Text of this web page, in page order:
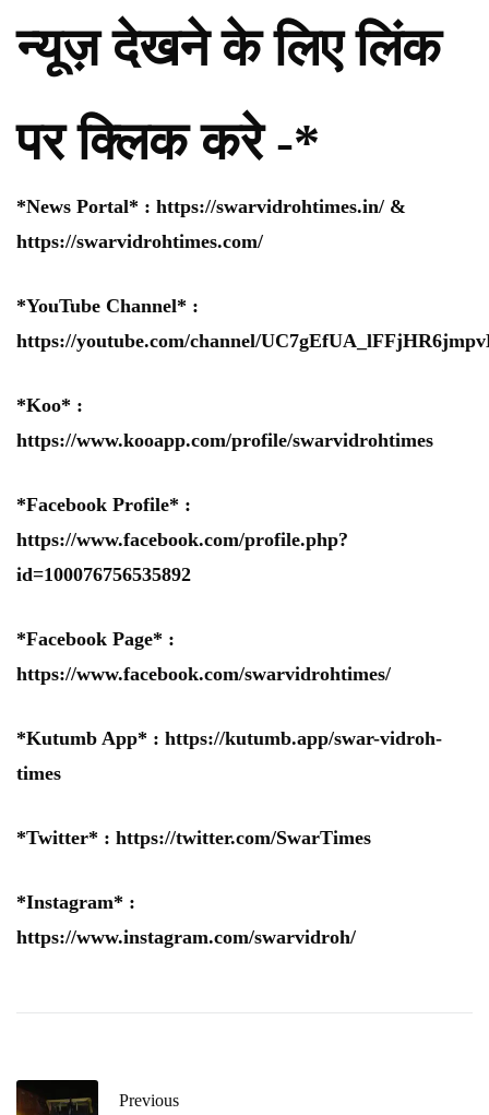
न्यूज़ देखने के लिए लिंक
पर क्लिक करे -*
*News Portal* : https://swarvidrohtimes.in/ &
https://swarvidrohtimes.com/
*YouTube Channel* :
https://youtube.com/channel/
*Koo* :
https://www.kooapp.com/profile/swarvidrohtimes
*Facebook Profile* :
https://www.facebook.com/profile.php?
id=100076756535892
*Facebook Page* :
https://www.facebook.com/swarvidrohtimes/
*Kutumb App* : https://kutumb.app/swar-vidroh-
times
*Twitter* : https://twitter.com/SwarTimes
*Instagram* :
https://www.instagram.com/swarvidroh/
Previous